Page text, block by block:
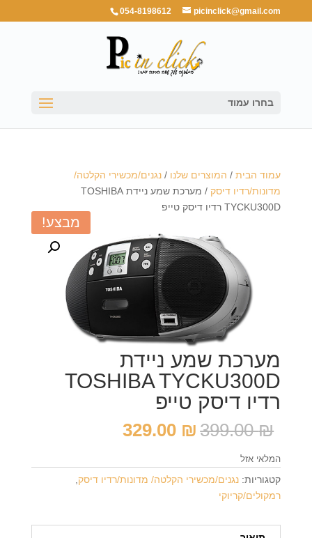
054-8198612 picinclick@gmail.com
בחרו עמוד
עמוד הבית/ המוצרים שלנו / נגנים/מכשירי הקלטה/
מדונות/רדיו דיסק
/ מערכת שמע ניידת TOSHIBA
TYCKU300D רדיו דיסק טייפ
מבצע!
מערכת שמע ניידת
TOSHIBA TYCKU300D
רדיו דיסק טייפ
399.00₪ המחיר
היה:
399.00 ₪.
329.00 ₪ המחיר
הוא:
329.00 ₪.
המלאי אזל
קטגוריות: נגנים/מכשירי הקלטה/ מדונות/רדיו דיסק,
רמקולים/קריוקי